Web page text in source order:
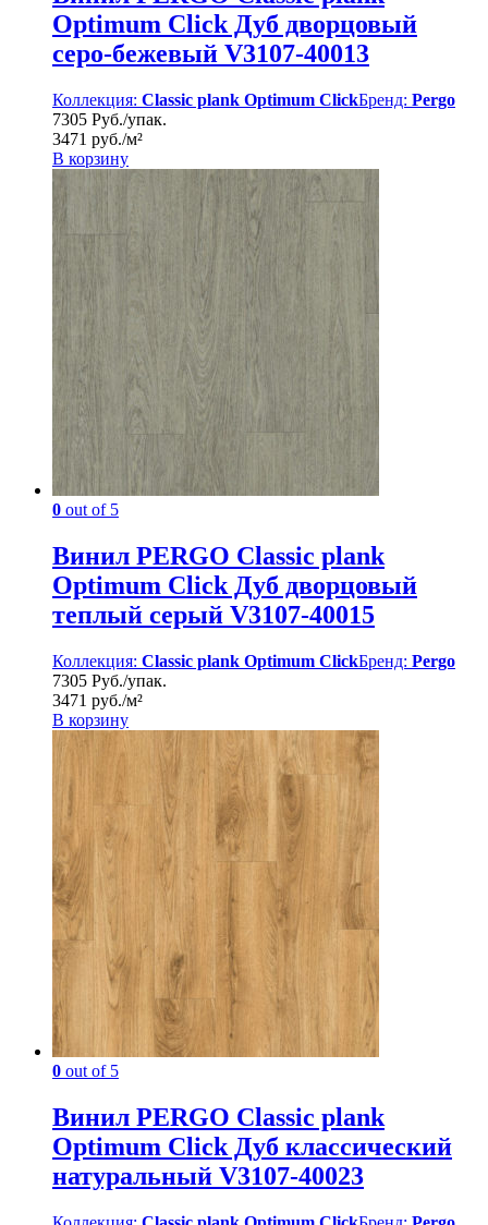
Optimum Click Дуб дворцовый
серо-бежевый V3107-40013
Коллекция: Classic plank Optimum ClickБренд: Pergo
7305 Руб./упак.
3471 руб./м²
В корзину
0 out of 5
Винил PERGO Classic plank
Optimum Click Дуб дворцовый
теплый серый V3107-40015
Коллекция: Classic plank Optimum ClickБренд: Pergo
7305 Руб./упак.
3471 руб./м²
В корзину
0 out of 5
Винил PERGO Classic plank
Optimum Click Дуб классический
натуральный V3107-40023